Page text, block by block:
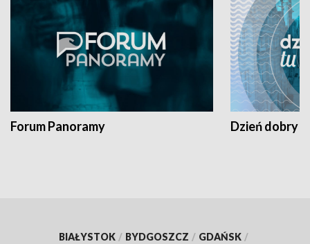
Forum Panoramy Dzień dobry
BIAŁYSTOK / BYDGOSZCZ / GDAŃSK /